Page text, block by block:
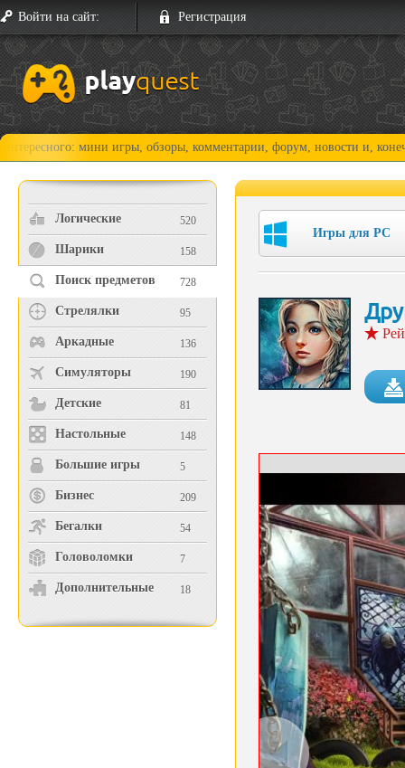
Войти на сайт: Регистрация
мини игры, обзоры, комментарии, форум, новости и, конечно,
Логические 520
Шарики 158
Поиск предметов 728
Стрелялки 95
Аркадные 136
Симуляторы 190
Детские 81
Настольные 148
Большие игры 5
Бизнес 209
Бегалки 54
Головоломки 7
Дополнительные 18
Игры для PC